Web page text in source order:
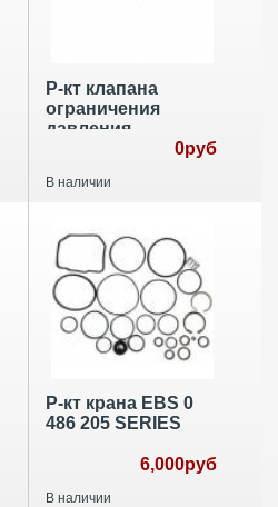
Р-кт клапана
ограничения
давления
0руб
В наличии
Р-кт крана EBS 0
486 205 SERIES
6,000руб
В наличии